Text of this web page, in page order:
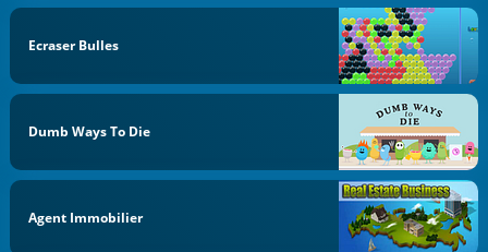
Ecraser Bulles
Dumb Ways To Die
Agent Immobilier